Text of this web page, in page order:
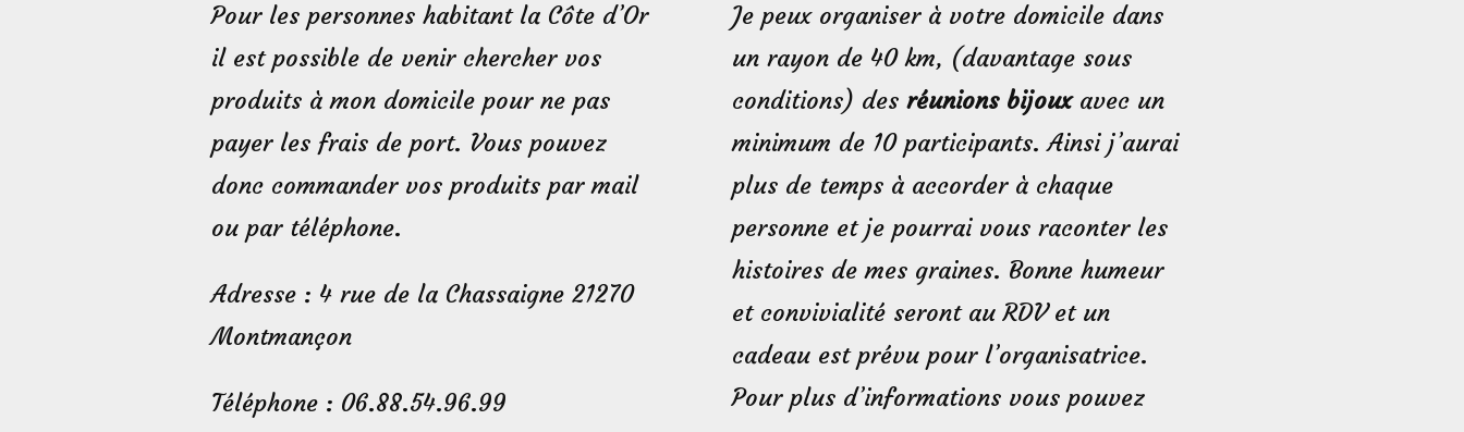
Pour les personnes habitant la Côte d’Or
il est possible de venir chercher vos
produits à mon domicile pour ne pas
payer les frais de port. Vous pouvez
donc commander vos produits par mail
ou par téléphone.
Adresse : 4 rue de la Chassaigne 21270
Montmançon
Téléphone : 06.88.54.96.99
Je peux organiser à votre domicile dans
un rayon de 40 km, (davantage sous
conditions) des réunions bijouxavec un
minimum de 10 participants. Ainsi j’aurai
plus de temps à accorder à chaque
personne et je pourrai vous raconter les
histoires de mes graines. Bonne humeur
et convivialité seront au RDV et un
cadeau est prévu pour l’organisatrice.
Pour plus d’informations vous pouvez